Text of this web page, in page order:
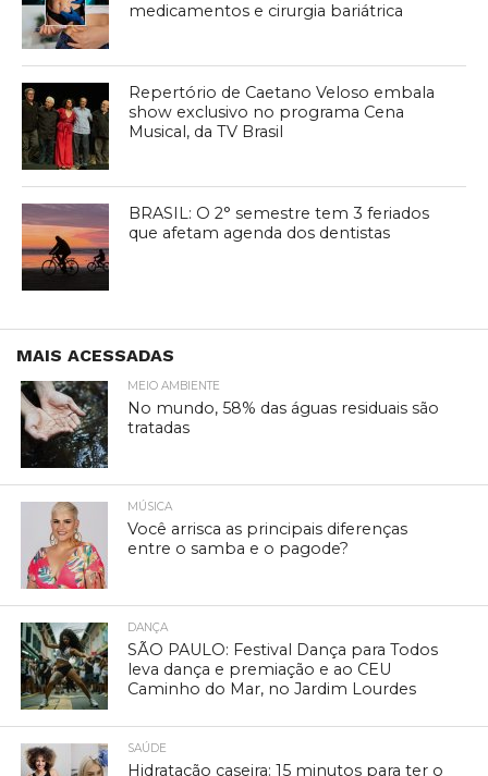
medicamentos e cirurgia bariátrica
Repertório de Caetano Veloso embala
show exclusivo no programa Cena
Musical, da TV Brasil
BRASIL: O 2° semestre tem 3 feriados
que afetam agenda dos dentistas
MAIS ACESSADAS
MEIO AMBIENTE
No mundo, 58% das águas residuais são
tratadas
MÚSICA
Você arrisca as principais diferenças
entre o samba e o pagode?
DANÇA
SÃO PAULO: Festival Dança para Todos
leva dança e premiação e ao CEU
Caminho do Mar, no Jardim Lourdes
SAÚDE
Hidratação caseira: 15 minutos para ter o